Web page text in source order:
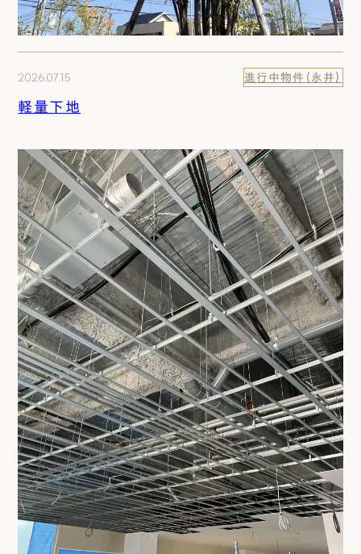
2026.07.15 進行中物件（永井）
軽量下地